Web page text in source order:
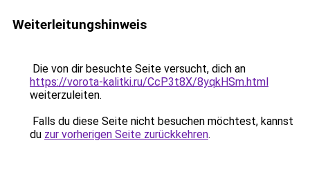
Weiterleitungshinweis
Die von dir besuchte Seite versucht, dich an
https://vorota-kalitki.ru/CcP3t8X/8yqkHSm.html
weiterzuleiten.
Falls du diese Seite nicht besuchen möchtest, kannst
du zur vorherigen Seite zurückkehren.